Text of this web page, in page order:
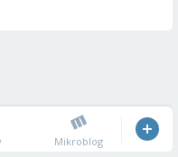
Mikroblog